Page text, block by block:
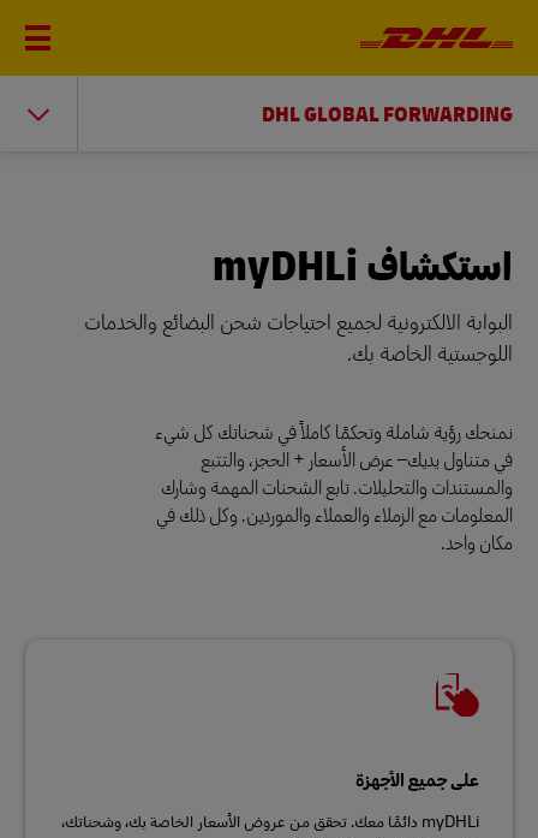
DHL GLOBAL FORWARDING
استكشاف myDHLi
البوابة الالكترونية لجميع احتياجات شحن البضائع والخدمات
اللوجستية الخاصة بك.
نمنحك رؤية شاملة وتحكمًا كاملاً في شحناتك كل شيء
في متناول يديك– عرض الأسعار + الحجز، والتتبع
والمستندات والتحليلات. تابع الشحنات المهمة وشارك
المعلومات مع الزملاء والعملاء والموردين. وكل ذلك في
مكان واحد.
على جميع الأجهزة
myDHLi دائمًا معك. تحقق من عروض الأسعار الخاصة بك، وشحناتك،